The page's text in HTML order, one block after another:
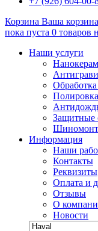
Корзина Ваша корзина
пока пуста 0 товаров
Наши услуги
Защитные
Информация
Наши
Контакты
Реквизиты
Оплата и
Отзывы
О
Новости